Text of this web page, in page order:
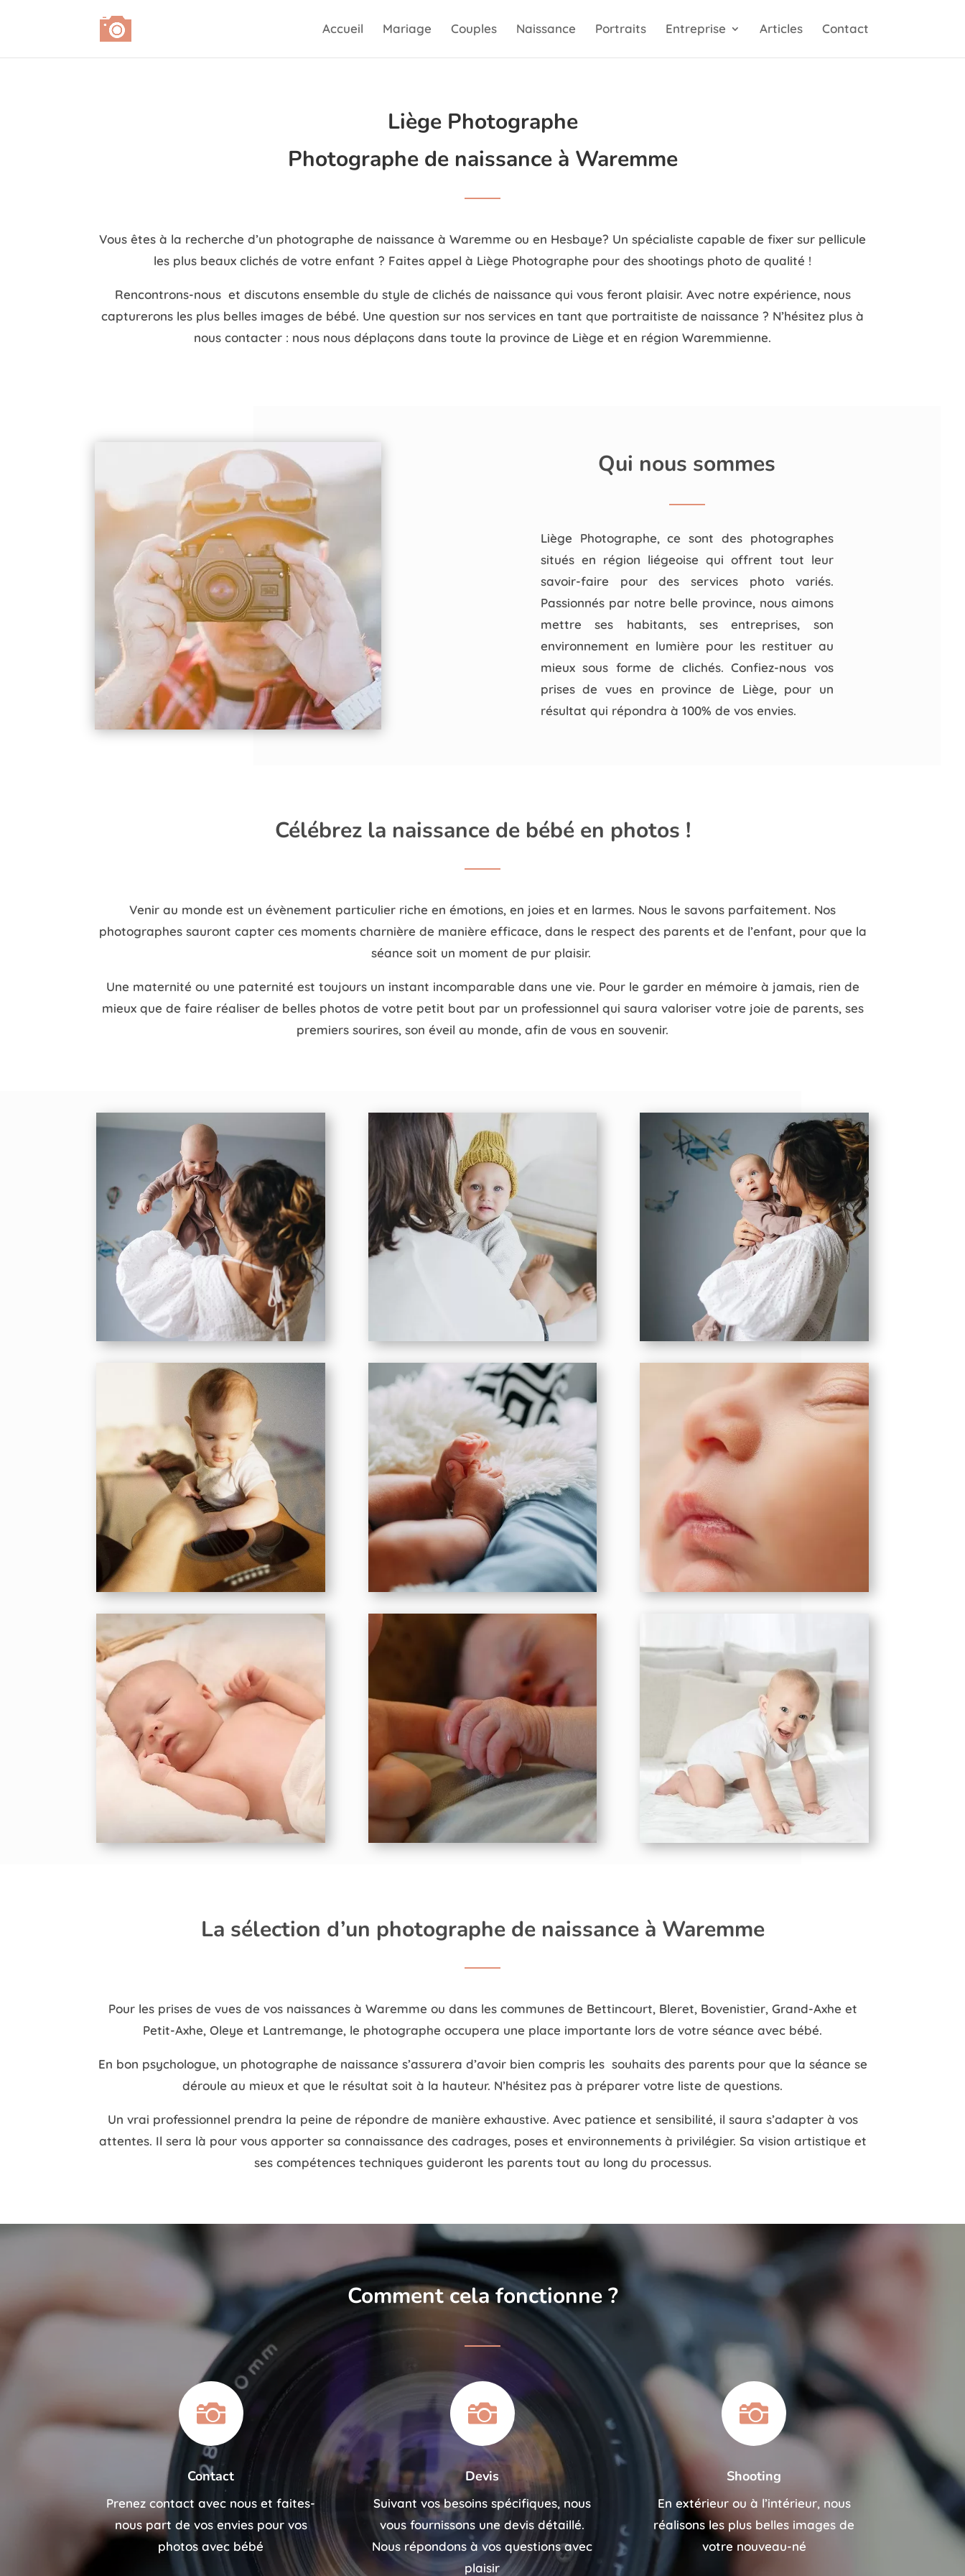
Accueil Mariage Couples Naissance Portraits Entreprise Articles Contact
Liège Photographe
Photographe de naissance à Waremme
Vous êtes à la recherche d’un photographe de naissance à Waremme ou en Hesbaye? Un spécialiste capable de fixer sur pellicule
les plus beaux clichés de votre enfant ? Faites appel à Liège Photographe pour des shootings photo de qualité !
Rencontrons-nous et discutons ensemble du style de clichés de naissance qui vous feront plaisir. Avec notre expérience, nous
capturerons les plus belles images de bébé. Une question sur nos services en tant que portraitiste de naissance ? N’hésitez plus à
nous contacter : nous nous déplaçons dans toute la province de Liège et en région Waremmienne.
Qui nous sommes
Liège Photographe, ce sont des photographes
situés en région liégeoise qui offrent tout leur
savoir-faire pour des services photo variés.
Passionnés par notre belle province, nous aimons
mettre ses habitants, ses entreprises, son
environnement en lumière pour les restituer au
mieux sous forme de clichés. Confiez-nous vos
prises de vues en province de Liège, pour un
résultat qui répondra à 100% de vos envies.
Célébrez la naissance de bébé en photos !
Venir au monde est un évènement particulier riche en émotions, en joies et en larmes. Nous le savons parfaitement. Nos
photographes sauront capter ces moments charnière de manière efficace, dans le respect des parents et de l’enfant, pour que la
séance soit un moment de pur plaisir.
Une maternité ou une paternité est toujours un instant incomparable dans une vie. Pour le garder en mémoire à jamais, rien de
mieux que de faire réaliser de belles photos de votre petit bout par un professionnel qui saura valoriser votre joie de parents, ses
premiers sourires, son éveil au monde, afin de vous en souvenir.
La sélection d’un photographe de naissance à Waremme
Pour les prises de vues de vos naissances à Waremme ou dans les communes de Bettincourt, Bleret, Bovenistier, Grand-Axhe et
Petit-Axhe, Oleye et Lantremange, le photographe occupera une place importante lors de votre séance avec bébé.
En bon psychologue, un photographe de naissance s’assurera d’avoir bien compris les souhaits des parents pour que la séance se
déroule au mieux et que le résultat soit à la hauteur. N’hésitez pas à préparer votre liste de questions.
Un vrai professionnel prendra la peine de répondre de manière exhaustive. Avec patience et sensibilité, il saura s’adapter à vos
attentes. Il sera là pour vous apporter sa connaissance des cadrages, poses et environnements à privilégier. Sa vision artistique et
ses compétences techniques guideront les parents tout au long du processus.
Comment cela fonctionne ?

Contact
Prenez contact avec nous et faites-
nous part de vos envies pour vos
photos avec bébé

Devis
Suivant vos besoins spécifiques, nous
vous fournissons une devis détaillé.
Nous répondons à vos questions avec
plaisir

Shooting
En extérieur ou à l’intérieur, nous
réalisons les plus belles images de
votre nouveau-né